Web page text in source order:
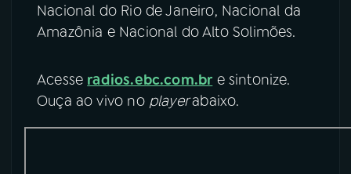
Nacional do Rio de Janeiro, Nacional da
Amazônia e Nacional do Alto Solimões.
Acesse radios.ebc.com.br e sintonize.
Ouça ao vivo no playerabaixo.